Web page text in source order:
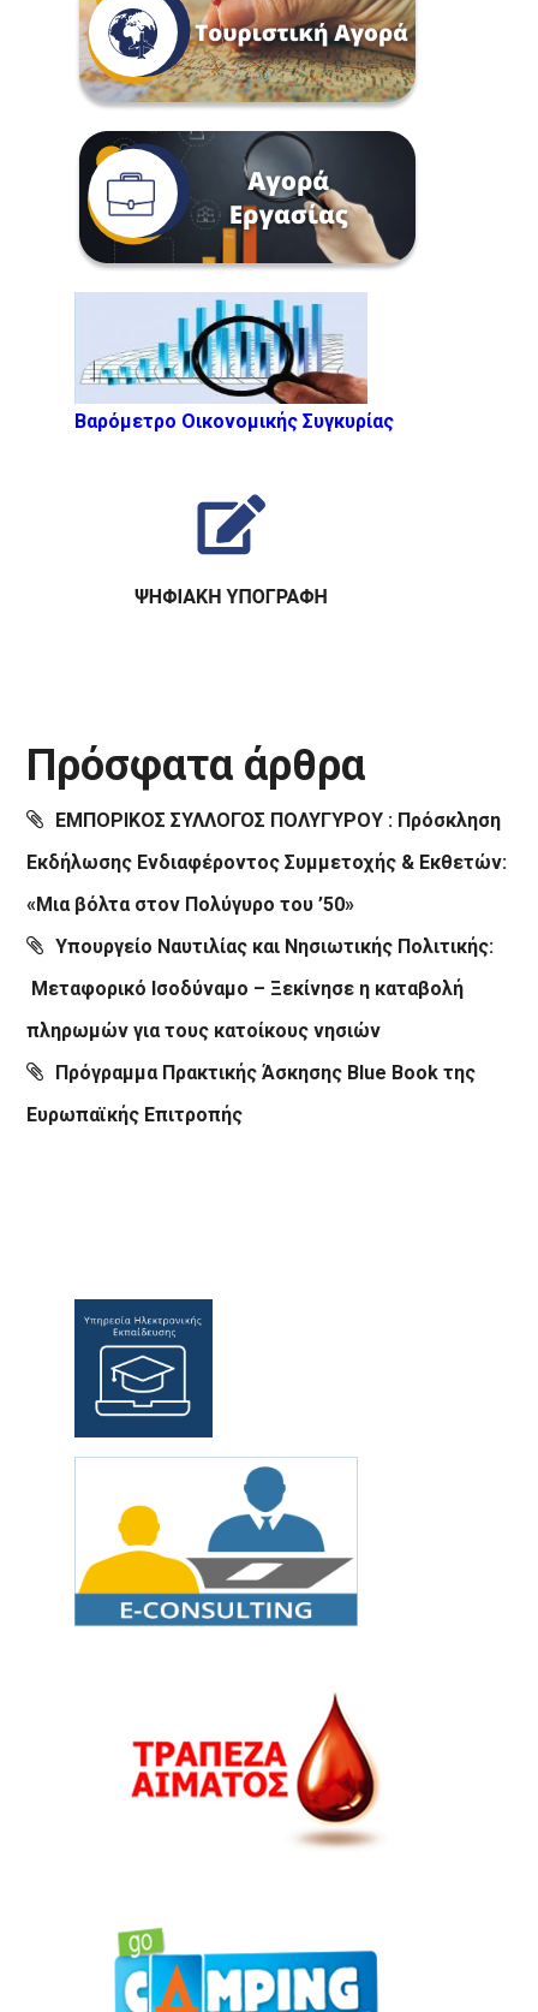
Βαρόμετρο Οικονομικής Συγκυρίας
Πρόσφατα άρθρα
ΕΜΠΟΡΙΚΟΣ ΣΥΛΛΟΓΟΣ ΠΟΛΥΓΥΡΟΥ : Πρόσκληση
Εκδήλωσης Ενδιαφέροντος Συμμετοχής & Εκθετών:
«Μια βόλτα στον Πολύγυρο του ’50»
Υπουργείο Ναυτιλίας και Νησιωτικής Πολιτικής:
Μεταφορικό Ισοδύναμο – Ξεκίνησε η καταβολή
πληρωμών για τους κατοίκους νησιών
Πρόγραμμα Πρακτικής Άσκησης Blue Book της
Ευρωπαϊκής Επιτροπής